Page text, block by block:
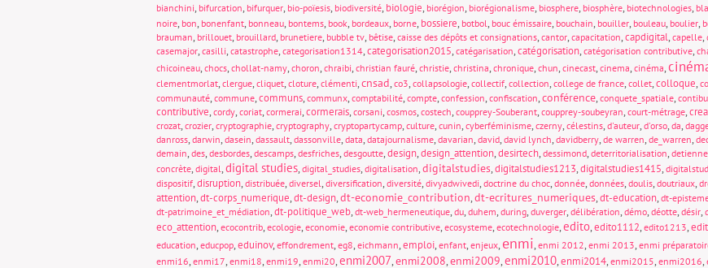
bianchini, bifurcation, bifurquer, bio-poïesis, biodiversité, biologie, biorégion, biorégionalisme, biosphere, biosphère, biotechnologies,
noire, bon, bonenfant, bonneau, bontems, book, bordeaux, borne, bossiere, botbol, bouc émissaire, bouchain, bouiller, bouleau, boulier,
brauman, brillouet, brouillard, brunetiere, bubble tv, bêtise, caisse des dépôts et consignations, cantor, capacitation,capdigital, capelle,
casemajor, casilli, catastrophe, categorisation1314,categorisation2015, catégarisation,catégorisation, catégorisation contributive,
chicoineau, chocs, chollat-namy, choron, chraibi, christian fauré, christie, christina, chronique, chun, cinecast, cinema, cinéma,
clementmorlat, clergue, cliquet, cloture, clémenti,cnsad, co3, collapsologie, collectif, collection, college de france, collet,colloque,
communauté, commune,communs, communx, comptabilité, compte, confession, confiscation,conférence, conquete_spatiale,
contributive, cordy, coriat, cormerai,cormerais, corsani, cosmos, costech, coupprey-Souberant, coupprey-soubeyran, court-métrage,
crozat, crozier, cryptographie, cryptography, cryptopartycamp, culture, cunin, cyberféminisme, czerny, célestins, d'auteur, d'orso, da,
danross, darwin, dasein, dassault, dassonville, data, datajournalisme, davarian, david, david lynch, davidberry, de warren, de_warren,
demain, des, desbordes, descamps, desfriches, desgoutte,design,design_attention,desirtech, dessimond, deterritorialisation, detienne
concrète, digital,digital studies, digital_studies, digitalisation,digitalstudies,digitalstudies1213,digitalstudies1415,
dispositif,disruption, distribuée, diversel, diversification, diversité, divyadwivedi, doctrine du choc, donnée, données, doulis, doutriaux,
attention,dt-corps_numerique,dt-design,dt-economie_contribution,dt-ecritures_numeriques,dt-education, dt-
dt-patrimoine_et_médiation,dt-politique_web, dt-web_hermeneutique, du, duhem, during, duverger, délibération, démo, déotte, désir,
eco_attention, ecocontrib, ecologie, economie, economie contributive, ecosysteme, ecotechnologie,edito,edito1112, edito1213,
education, educpop,eduinov, effondrement, eg8, eichmann,emploi, enfant, enjeux, enmi, enmi 2012, enmi 2013, enmi
enmi16, enmi17, enmi18, enmi19, enmi20,enmi2007,enmi2008,enmi2009,enmi2010,enmi2014, enmi2015, enmi2016,